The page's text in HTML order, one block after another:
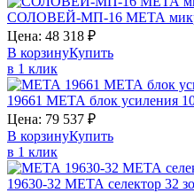
СОЛОВЕЙ‑МП-16 МЕТА
Цена: 48 318 ₽
В корзинуКупить
в 1 клик
19661 МЕТА блок усиления
Цена: 79 537 ₽
В корзинуКупить
в 1 клик
19630-32 МЕТА селектор 32